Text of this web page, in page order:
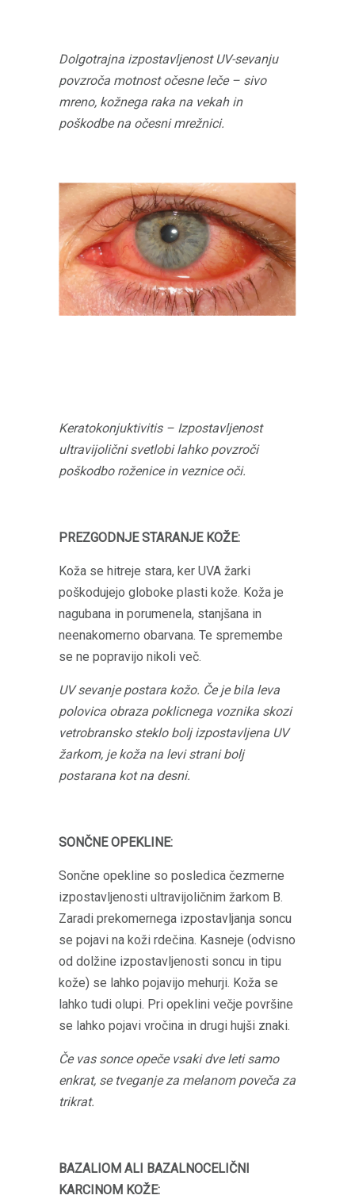
Dolgotrajna izpostavljenost UV-sevanju
povzroča motnost očesne leče – sivo
mreno, kožnega raka na vekah in
poškodbe na očesni mrežnici.
Keratokonjuktivitis – Izpostavljenost
ultravijolični svetlobi lahko povzroči
poškodbo roženice in veznice oči.
PREZGODNJE STARANJE KOŽE:
Koža se hitreje stara, ker UVA žarki
poškodujejo globoke plasti kože. Koža je
nagubana in porumenela, stanjšana in
neenakomerno obarvana. Te spremembe
se ne popravijo nikoli več.
UV sevanje postara kožo. Če je bila leva
polovica obraza poklicnega voznika skozi
vetrobransko steklo bolj izpostavljena UV
žarkom, je koža na levi strani bolj
postarana kot na desni.
SONČNE OPEKLINE:
Sončne opekline so posledica čezmerne
izpostavljenosti ultravijoličnim žarkom B.
Zaradi prekomernega izpostavljanja soncu
se pojavi na koži rdečina. Kasneje (odvisno
od dolžine izpostavljenosti soncu in tipu
kože) se lahko pojavijo mehurji. Koža se
lahko tudi olupi. Pri opeklini večje površine
se lahko pojavi vročina in drugi hujši znaki.
Če vas sonce opeče vsaki dve leti samo
enkrat, se tveganje za melanom poveča za
trikrat.
BAZALIOM ALI BAZALNOCELIČNI
KARCINOM KOŽE: